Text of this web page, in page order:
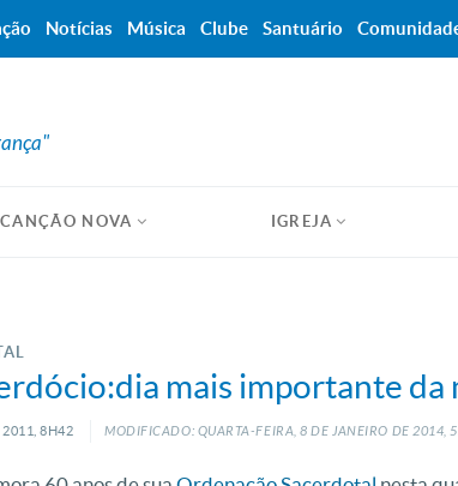
CANÇÃO NOVA IGREJA
mais importante da
2011, 8H42 MODIFICADO: QUARTA-FEIRA, 8 DEJANEIRO DE2014,
Notícias Música Clube Santuário